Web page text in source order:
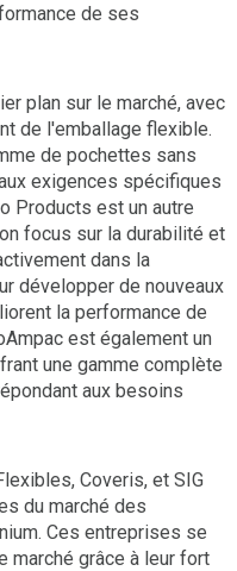
de ses
plan sur le marché, avec
de l'emballage flexible.
de pochettes sans
exigences spécifiques
Products est un autre
focus sur la durabilité et
dans la
développer de nouveaux
la performance de
est également un
une gamme complète
aux besoins
Coveris, et SIG
du marché des
Ces entreprises se
marché grâce à leur fort